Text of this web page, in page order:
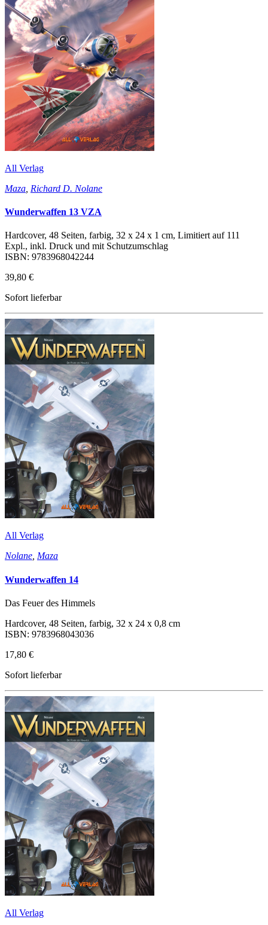
All Verlag
Maza Richard D. Nolane
Wunderwaffen 13 VZA
Hardcover, 48 Seiten, farbig, 32 x 24 x 1 cm, Limitiert auf 111
Expl., inkl. Druck und mit Schutzumschlag
ISBN: 9783968042244
39,80 €
Sofort lieferbar
All Verlag
Nolane, Maza
Wunderwaffen 14
Das Feuer des Himmels
Hardcover, 48 Seiten, farbig, 32 x 24 x 0,8 cm
ISBN: 9783968043036
17,80 €
Sofort lieferbar
All Verlag